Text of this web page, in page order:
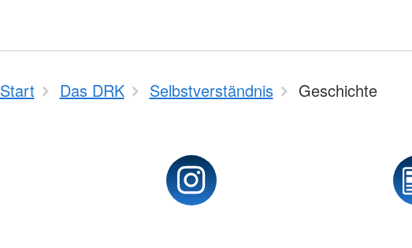
Start Das DRK Selbstverständnis Geschichte